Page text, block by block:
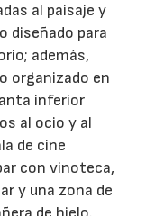
al paisaje y
diseñado para
además,
organizado en
inferior
al ocio y al
de cine
con vinoteca,
y una zona de